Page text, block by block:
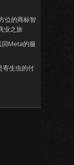
位的商标智
业之旅
Meta的服
寄生虫的付